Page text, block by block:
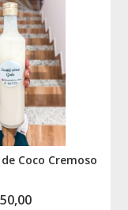
Coco Cremoso